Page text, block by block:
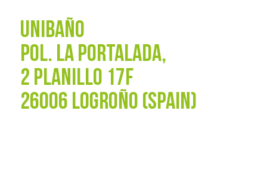
UNIBAÑO
POL. La Portalada,
2 PLANILLO 17F
26006 LOGROÑO (SPAIN)